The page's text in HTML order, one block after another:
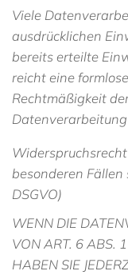
Viele
ausdrücklichen
bereits erteilte
reicht eine
Rechtmäßigkeit
besonderen
DSGVO)
WENN DIE
VON ART. 6 ABS.
HABEN SIE